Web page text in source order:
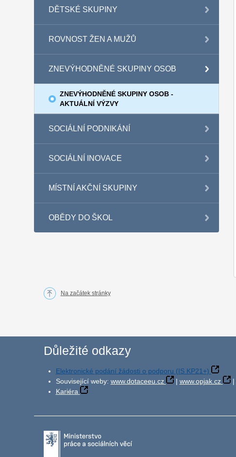
DĚTSKÉ SKUPINY
ROVNOST ŽEN A MUŽŮ
ZNEVÝHODNĚNÉ SKUPINY OSOB
ZNEVÝHODNĚNÉ SKUPINY OSOB -
AKTUÁLNÍ VÝZVY
SOCIÁLNÍ PODNIKÁNÍ
SOCIÁLNÍ INOVACE
MÍSTNÍ AKČNÍ SKUPINY
OBĚDY DO ŠKOL
Na začátek stránky
Důležité odkazy
Elektronické podání žádosti o podporu (IS KP21+)
Související weby: www.dotaceeu.cz | www.opjak.cz |
Kariéra